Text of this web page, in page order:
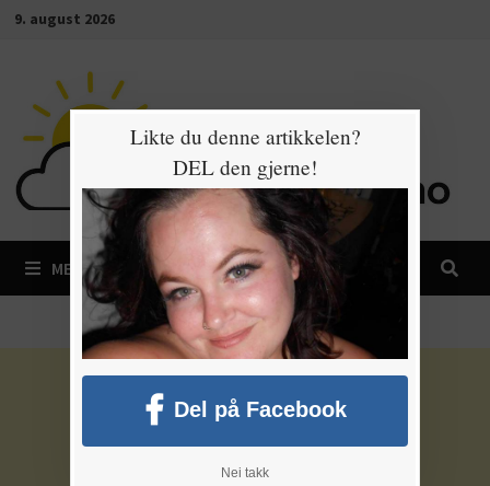
Gå9. august 2026
MENY
Likte du denne artikkelen?
DEL den gjerne!
Del på Facebook
Nei takk